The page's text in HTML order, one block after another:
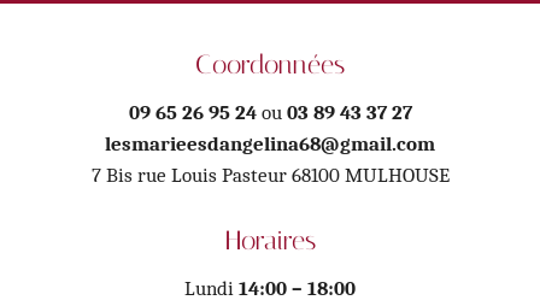
Coordonnées
09 65 26 95 24ou 03 89 43 37 27
lesmarieesdangelina68@gmail.com
7 Bis rue Louis Pasteur 68100 MULHOUSE
Horaires
Lundi 14:00 – 18:00